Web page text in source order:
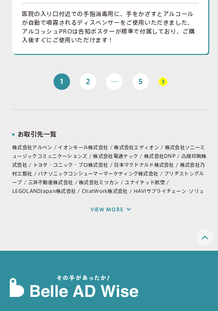
医院の入り口付近での手指消毒用に、手をかざすとアルコール
が自動で噴霧されるディスペンサーをご使用いただきました。
アルコッシュPROは告知ポスターが標準で付属しており、ご購
入後すぐにご使用いただけます！
1 2 … 5
お取引先一覧
株式会社アルペン / イオンモール株式会社 / 株式会社エディオン / 株式会社ソニーミ
ュージックコミュニケーションズ / 株式会社電通テック / 株式会社DNP / 凸版印刷株
式会社 / トヨタ・コニック・プロ株式会社 / 日本マクドナルド株式会社 / 株式会社乃
村工藝社 / パナソニックコンシューマーマーケティング株式会社 / ブリヂストングル
ープ / 三井不動産株式会社 / 株式会社ミツカン / ユナイテッド航空 /
LEGOLANDJapan株式会社 / ChatWork株式会社 / HAVIサプライチェーン･ソリュ
ジニアリング四国 / SATORI株式会社 / YKKAP株式会社 / アサヒビール株式会社 / ア
チャーサポート株式会社 / トッパン･フォームズ株式会社 / トヨタホーム愛知株式会社
療法人尚仁会 / 一般社団法人全日本テコンドー協会 / 楽天株式会社 / 株式会社DNPグ
ラフィカ / 株式会社JTBプロモーション / 株式会社KDDIウェブコミュニケーションズ
/ 株式会社LIXIL / 株式会社MTG / 株式会社アラタ / 株式会社エキスプレス社 / 株式
VIEW MORE